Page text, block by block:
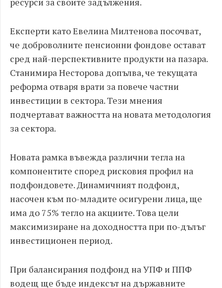
Експерти като Евелина Милтенова посочват,
че доброволните пенсионни фондове остават
сред най-перспективните продукти на пазара.
Станимира Несторова допълва, че текущата
реформа отваря врати за повече частни
инвестиции в сектора. Тези мнения
подчертават важността на новата методология
за сектора.
Новата рамка въвежда различни тегла на
компонентите според рисковия профил на
подфондовете. Динамичният подфонд,
насочен към по-младите осигурени лица, ще
има до 75% тегло на акциите. Това цели
максимизиране на доходността при по-дълъг
инвестиционен период.
При балансирания подфонд на УПФ и ППФ
водещ ще бъде индексът на държавните